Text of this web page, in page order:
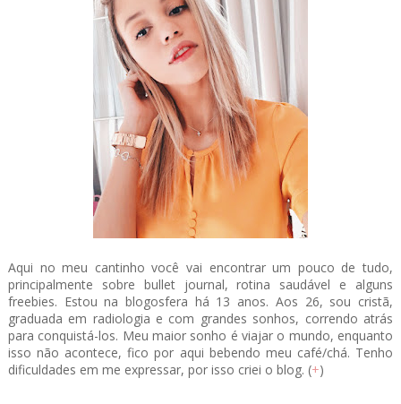
Aqui no meu cantinho você vai encontrar um pouco de tudo,
principalmente sobre bullet journal, rotina saudável e alguns
freebies. Estou na blogosfera há 13 anos. Aos 26, sou cristã,
graduada em radiologia e com grandes sonhos, correndo atrás
para conquistá-los. Meu maior sonho é viajar o mundo, enquanto
isso não acontece, fico por aqui bebendo meu café/chá. Tenho
dificuldades em me expressar, por isso criei o blog. (+)